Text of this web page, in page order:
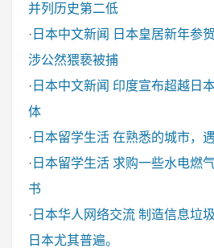
并列历史第二低
· 日本中文新闻
日本皇居新年参
涉公然猥亵被捕
· 日本中文新闻 印度宣布超越日
体
· 日本留学生活 在熟悉的城市，
· 日本留学生活 求购一些水电燃
书
· 日本华人网络交流 制造信息垃
日本尤其普遍。